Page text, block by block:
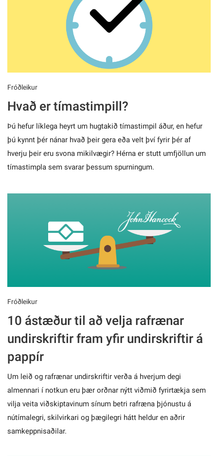
Fróðleikur
Hvað er tímastimpill?
Þú hefur líklega heyrt um hugtakið tímastimpil áður, en hefur
þú kynnt þér nánar hvað þeir gera eða velt því fyrir þér af
hverju þeir eru svona mikilvægir? Hérna er stutt umfjöllun um
tímastimpla sem svarar þessum spurningum.
Fróðleikur
10 ástæður til að velja rafrænar
undirskriftir fram yfir undirskriftir á
pappír
Um leið og rafrænar undirskriftir verða á hverjum degi
almennari í notkun eru þær orðnar nýtt viðmið fyrirtækja sem
vilja veita viðskiptavinum sínum betri rafræna þjónustu á
nútímalegri, skilvirkari og þægilegri hátt heldur en aðrir
samkeppnisaðilar.